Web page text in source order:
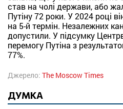
став на чолі держави, або
Путіну 72 роки. У 2024 році
на 5-й термін. Незалежних
допустили. У підсумку
перемогу Путіна з
77%.
Джерело: The Moscow Times
ДУМКА